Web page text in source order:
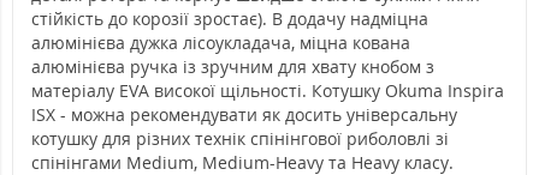
стійкість до корозії зростає). В додачу надміцна
алюмінієва дужка лісоукладача, міцна кована
алюмінієва ручка із зручним для хвату кнобом з
матеріалу EVA високої щільності. Котушку Okuma Inspira
ISX - можна рекомендувати як досить універсальну
котушку для різних технік спінінгової риболовлі зі
спінінгами Medium, Medium-Heavy та Heavy класу.